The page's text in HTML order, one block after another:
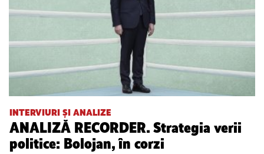
INTERVIURI ȘI ANALIZE
ANALIZĂ RECORDER. Strategia verii
politice: Bolojan, în corzi